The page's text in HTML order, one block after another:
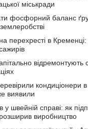
міськради
фосфорний баланс
перехресті в Кременці:
відремонтують
кондиціонери в
виявили
у швейній справі: як
виробництво